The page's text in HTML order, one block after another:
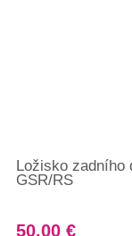
Ložisko zadního
GSR/RS
50.00 €